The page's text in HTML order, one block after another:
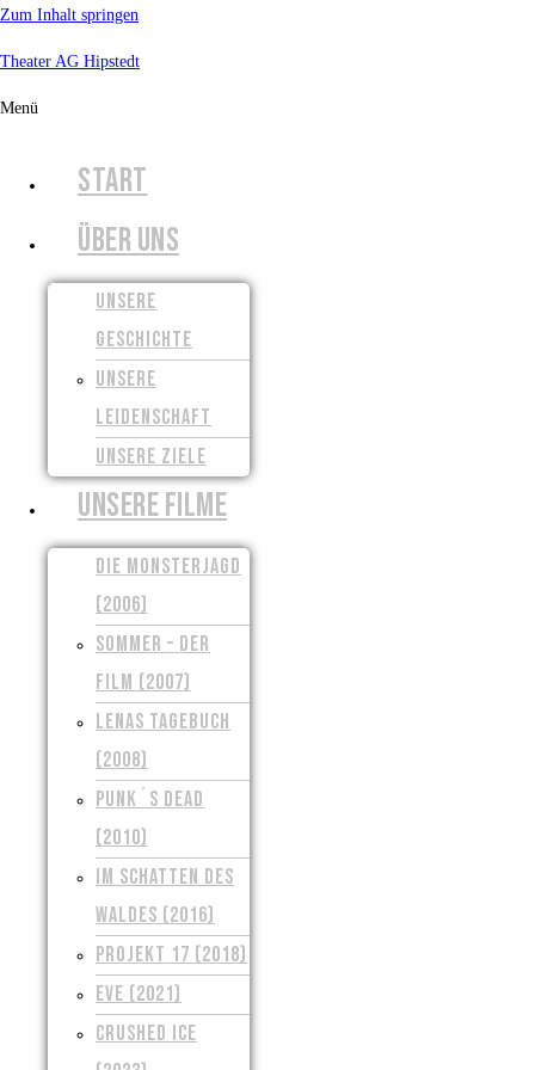
Zum Inhalt springen
Theater AG Hipstedt
Menü
START
ÜBER UNS
UNSERE
GESCHICHTE
UNSERE
LEIDENSCHAFT
UNSERE ZIELE
UNSERE FILME
DIE MONSTERJAGD
(2006)
SOMMER – DER
FILM (2007)
LENAS TAGEBUCH
(2008)
PUNK´S DEAD
(2010)
IM SCHATTEN DES
WALDES (2016)
PROJEKT 17 (2018)
EVE (2021)
CRUSHED ICE